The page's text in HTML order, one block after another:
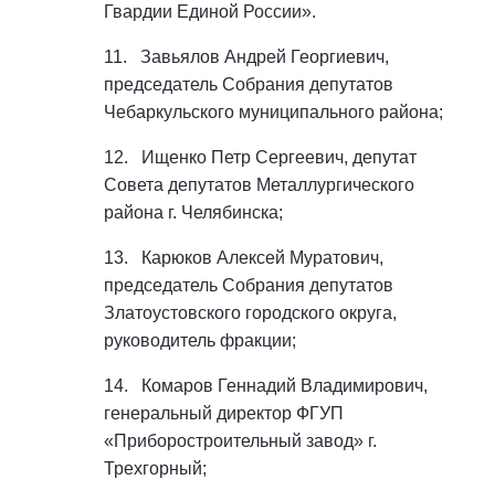
Гвардии Единой России».
11. Завьялов Андрей Георгиевич,
председатель Собрания депутатов
Чебаркульского муниципального района;
12. Ищенко Петр Сергеевич, депутат
Совета депутатов Металлургического
района г. Челябинска;
13. Карюков Алексей Муратович,
председатель Собрания депутатов
Златоустовского городского округа,
руководитель фракции;
14. Комаров Геннадий Владимирович,
генеральный директор ФГУП
«Приборостроительный завод» г.
Трехгорный;